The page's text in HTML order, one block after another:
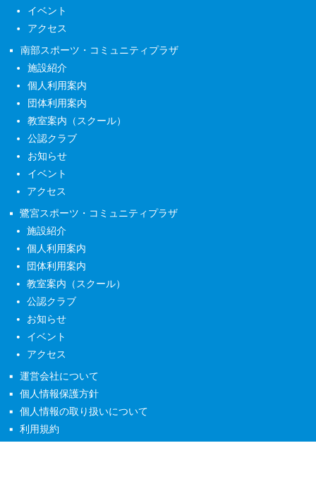
イベント
アクセス
南部スポーツ・コミュニティプラザ
施設紹介
個人利用案内
団体利用案内
教室案内（スクール）
公認クラブ
お知らせ
イベント
アクセス
鷺宮スポーツ・コミュニティプラザ
施設紹介
個人利用案内
団体利用案内
教室案内（スクール）
公認クラブ
お知らせ
イベント
アクセス
運営会社について
個人情報保護方針
個人情報の取り扱いについて
利用規約